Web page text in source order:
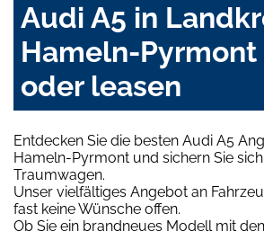
Audi A5 in
Hameln-
oder leasen
Entdecken Sie die besten Audi A5
Hameln-Pyrmont und sichern Sie
Traumwagen.
Unser vielfältiges Angebot an
fast keine Wünsche offen.
Ob Sie ein brandneues Modell mit